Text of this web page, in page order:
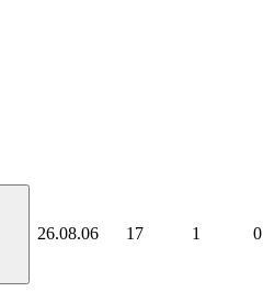
26.08.06 17 1 0